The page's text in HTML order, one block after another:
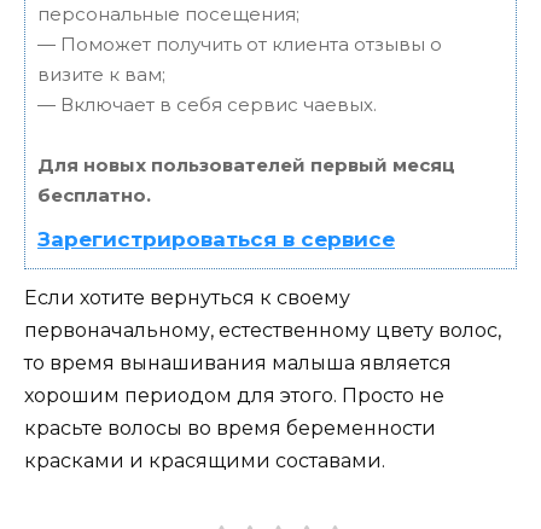
персональные посещения;
— Поможет получить от клиента отзывы о
визите к вам;
— Включает в себя сервис чаевых.
Для новых пользователей первый месяц
бесплатно.
Зарегистрироваться в сервисе
Если хотите вернуться к своему
первоначальному, естественному цвету волос,
то время вынашивания малыша является
хорошим периодом для этого. Просто не
красьте волосы во время беременности
красками и красящими составами.